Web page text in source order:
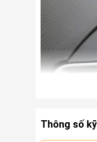
Thông số